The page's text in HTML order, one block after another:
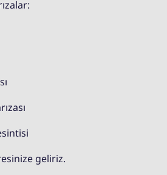
geliriz.